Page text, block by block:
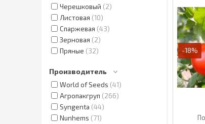
Черешковый
2
Листовая 10
Спаржевая 43
Зерновая
2
Пряные
32
Производитель
World of Seeds 41
Агропакгруп
266
Syngenta 44
Nunhems
71
-18%